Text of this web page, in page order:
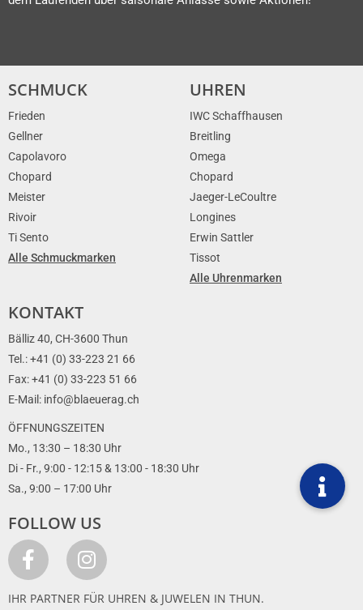
SCHMUCK
Frieden
Gellner
Capolavoro
Chopard
Meister
Rivoir
Ti Sento
Alle Schmuckmarken
UHREN
IWC Schaffhausen
Breitling
Omega
Chopard
Jaeger-LeCoultre
Longines
Erwin Sattler
Tissot
Alle Uhrenmarken
KONTAKT
Bälliz 40, CH-3600 Thun
Tel.: +41 (0) 33-223 21 66
Fax: +41 (0) 33-223 51 66
E-Mail: info@blaeuerag.ch
ÖFFNUNGSZEITEN
Mo., 13:30 – 18:30 Uhr
Di - Fr., 9:00 - 12:15 & 13:00 - 18:30 Uhr
Sa., 9:00 – 17:00 Uhr
FOLLOW US
IHR PARTNER FÜR UHREN & JUWELEN IN THUN.